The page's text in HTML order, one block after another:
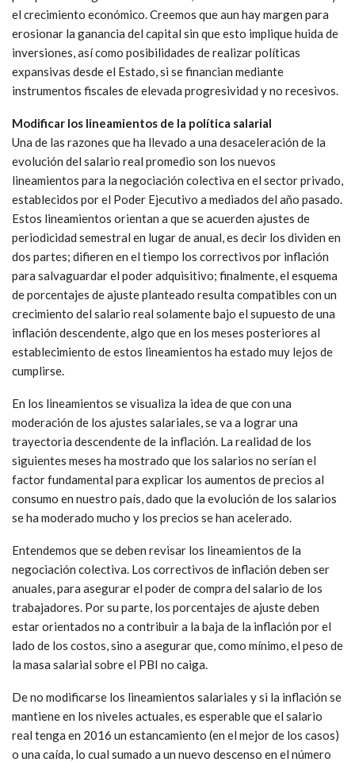
el crecimiento económico. Creemos que aun hay margen para
erosionar la ganancia del capital sin que esto implique huida de
inversiones, así como posibilidades de realizar políticas
expansivas desde el Estado, si se financian mediante
instrumentos fiscales de elevada progresividad y no recesivos.
Modificar los lineamientos de la política salarial
Una de las razones que ha llevado a una desaceleración de la
evolución del salario real promedio son los nuevos
lineamientos para la negociación colectiva en el sector privado,
establecidos por el Poder Ejecutivo a mediados del año pasado.
Estos lineamientos orientan a que se acuerden ajustes de
periodicidad semestral en lugar de anual, es decir los dividen en
dos partes; difieren en el tiempo los correctivos por inflación
para salvaguardar el poder adquisitivo; finalmente, el esquema
de porcentajes de ajuste planteado resulta compatibles con un
crecimiento del salario real solamente bajo el supuesto de una
inflación descendente, algo que en los meses posteriores al
establecimiento de estos lineamientos ha estado muy lejos de
cumplirse.
En los lineamientos se visualiza la idea de que con una
moderación de los ajustes salariales, se va a lograr una
trayectoria descendente de la inflación. La realidad de los
siguientes meses ha mostrado que los salarios no serían el
factor fundamental para explicar los aumentos de precios al
consumo en nuestro país, dado que la evolución de los salarios
se ha moderado mucho y los precios se han acelerado.
Entendemos que se deben revisar los lineamientos de la
negociación colectiva. Los correctivos de inflación deben ser
anuales, para asegurar el poder de compra del salario de los
trabajadores. Por su parte, los porcentajes de ajuste deben
estar orientados no a contribuir a la baja de la inflación por el
lado de los costos, sino a asegurar que, como mínimo, el peso de
la masa salarial sobre el PBI no caiga.
De no modificarse los lineamientos salariales y si la inflación se
mantiene en los niveles actuales, es esperable que el salario
real tenga en 2016 un estancamiento (en el mejor de los casos)
o una caída, lo cual sumado a un nuevo descenso en el número